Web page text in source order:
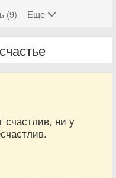
(9)
Еще
счастлив, ни у